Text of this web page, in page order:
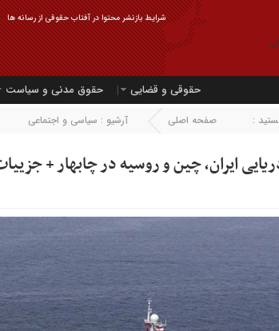
شرایط بازنشر محتوا در آفتاب حقوقی از رسانه ها
حقوقی و قضایی حقوق مدنی و سیاست
: صفحه اصلی آرشیو : سیاسی و اجتماعی
ایران، چین و روسیه در چابهار +